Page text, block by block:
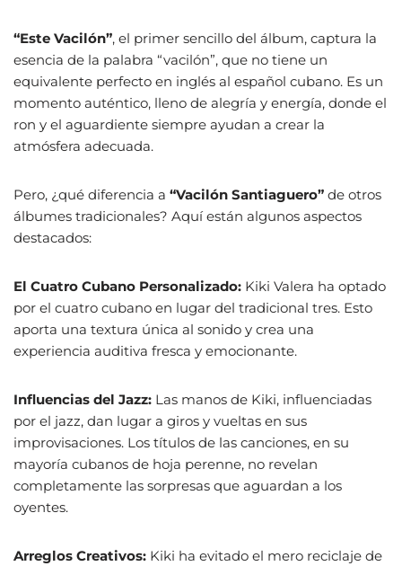
“Este Vacilón”, el primer sencillo del álbum, captura la
esencia de la palabra “vacilón”, que no tiene un
equivalente perfecto en inglés al español cubano. Es un
momento auténtico, lleno de alegría y energía, donde el
ron y el aguardiente siempre ayudan a crear la
atmósfera adecuada.
Pero, ¿qué diferencia a “Vacilón Santiaguero” de otros
álbumes tradicionales? Aquí están algunos aspectos
destacados:
El Cuatro Cubano Personalizado: Kiki Valera ha optado
por el cuatro cubano en lugar del tradicional tres. Esto
aporta una textura única al sonido y crea una
experiencia auditiva fresca y emocionante.
Influencias del Jazz: Las manos de Kiki, influenciadas
por el jazz, dan lugar a giros y vueltas en sus
improvisaciones. Los títulos de las canciones, en su
mayoría cubanos de hoja perenne, no revelan
completamente las sorpresas que aguardan a los
oyentes.
Arreglos Creativos: Kiki ha evitado el mero reciclaje de